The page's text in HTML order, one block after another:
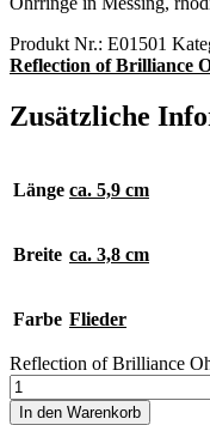
Produkt Nr.: E01501
Reflection of Brilliance
Zusätzliche
Länge ca. 5,9 cm
Breite ca. 3,8 cm
Farbe Flieder
Reflection of Brilliance
In den Warenkorb